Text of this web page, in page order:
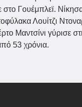
στο Γουέμπλεϊ.
Λουίτζι
Μαντσίνι γύρισε
53 χρόνια.